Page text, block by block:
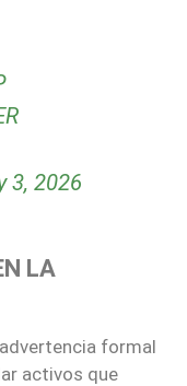
3, 2026
LA
formal
activos que